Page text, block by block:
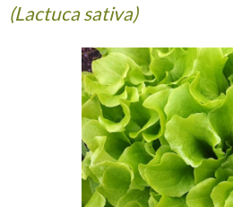
(Lactuca sativa)